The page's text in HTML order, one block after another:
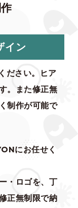
イン
ださい。ヒア
。また修正無
制作が可能で
にお任せく
・ロゴを、丁
正無制限で納